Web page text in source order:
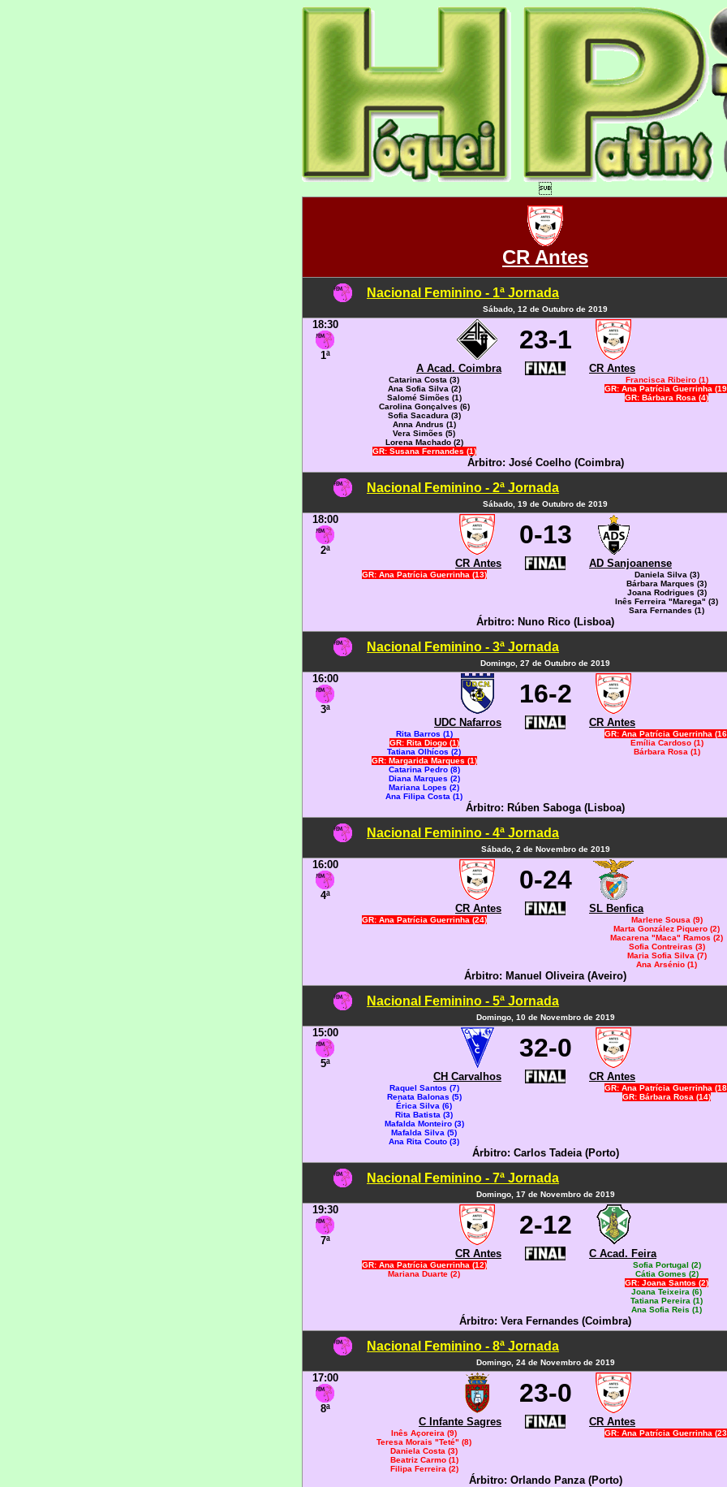

CR Antes
Nacional Feminino - 1ª Jornada
Sábado, 12 de Outubro de 2019
18:30
1ª
23-1
A Acad. Coimbra CR Antes
Catarina Costa (3)
Ana Sofia Silva (2)
Salomé Simões (1)
Carolina Gonçalves (6)
Sofia Sacadura (3)
Anna Andrus (1)
Vera Simões (5)
Lorena Machado (2)
GR: Susana Fernandes (1)
Francisca Ribeiro (1)
GR: Ana Patrícia Guerrinha
GR: Bárbara Rosa (4)
Árbitro: José Coelho (Coimbra)
Nacional Feminino - 2ª Jornada
Sábado, 19 de Outubro de 2019
18:00
2ª
0-13
CR Antes AD Sanjoanense
GR: Ana Patrícia Guerrinha (13)
Daniela Silva (3)
Bárbara Marques (3)
Joana Rodrigues (3)
Inês Ferreira "Marega" (3)
Sara Fernandes (1)
Árbitro: Nuno Rico (Lisboa)
Nacional Feminino - 3ª Jornada
Domingo, 27 de Outubro de 2019
16:00
3ª
16-2
UDC Nafarros CR Antes
Rita Barros (1)
GR: Rita Diogo (1)
Tatiana Olhícos (2)
GR: Margarida Marques (1)
Catarina Pedro (8)
Diana Marques (2)
Mariana Lopes (2)
Ana Filipa Costa (1)
GR: Ana Patrícia Guerrinha
Emília Cardoso (1)
Bárbara Rosa (1)
Árbitro: Rúben Saboga (Lisboa)
Nacional Feminino - 4ª Jornada
Sábado, 2 de Novembro de 2019
16:00
4ª
0-24
CR Antes SL Benfica
GR: Ana Patrícia Guerrinha (24)
Marlene Sousa (9)
Marta González Piquero (2)
Macarena "Maca" Ramos (2)
Sofia Contreiras (3)
Maria Sofia Silva (7)
Ana Arsénio (1)
Árbitro: Manuel Oliveira (Aveiro)
Nacional Feminino - 5ª Jornada
Domingo, 10 de Novembro de 2019
15:00
5ª
32-0
CH Carvalhos CR Antes
Raquel Santos (7)
Renata Balonas (5)
Érica Silva (6)
Rita Batista (3)
Mafalda Monteiro (3)
Mafalda Silva (5)
Ana Rita Couto (3)
GR: Ana Patrícia Guerrinha
GR: Bárbara Rosa (14)
Árbitro: Carlos Tadeia (Porto)
Nacional Feminino - 7ª Jornada
Domingo, 17 de Novembro de 2019
19:30
7ª
2-12
CR Antes C Acad. Feira
GR: Ana Patrícia Guerrinha (12)
Mariana Duarte (2)
Sofia Portugal (2)
Cátia Gomes (2)
GR: Joana Santos (2)
Joana Teixeira (6)
Tatiana Pereira (1)
Ana Sofia Reis (1)
Árbitro: Vera Fernandes (Coimbra)
Nacional Feminino - 8ª Jornada
Domingo, 24 de Novembro de 2019
17:00
8ª
23-0
C Infante Sagres CR Antes
Inês Açoreira (9)
Teresa Morais "Teté" (8)
Daniela Costa (3)
Beatriz Carmo (1)
Filipa Ferreira (2)
GR: Ana Patrícia Guerrinha
Árbitro: Orlando Panza (Porto)